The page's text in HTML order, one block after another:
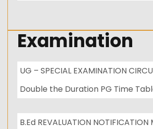
Examination
UG – SPECIAL EXAMINATION
Double the Duration PG Time
B.Ed REVALUATION